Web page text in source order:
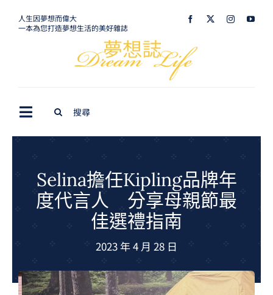
人生因夢想而偉大
一本為您打造夢想生活的美好雜誌
Toggle
Navigation
生活美學
室內設計
夢想TV
Selina擔任Kipling品牌年
度代言人 分享母親節最
佳選禮指南
2023 年 4 月 28 日